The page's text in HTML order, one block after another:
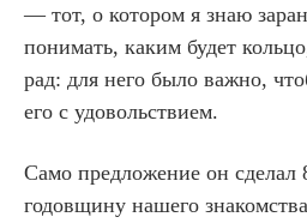
— тот, о котором я знаю
понимать, каким будет
рад: для него было важно,
его с удовольствием.
Само предложение он сделал
годовщину нашего